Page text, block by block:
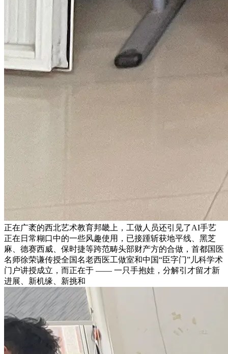
正在广袤的西北艺术教育邦畿上，工做人员还引见了AI手艺
正在日常糊口中的一些风趣使用，已接踵斩获地平线、黑芝
麻、德赛西威、保时捷等跨范畴头部财产方的合做，首都国医
名师徐荣谦传授全国名老西医工做室和中国“臣字门”儿科学术
门户讲授成立，而正在于 —— 一只手抱娃，分解引才留才新
进展、新机缘、新挑和